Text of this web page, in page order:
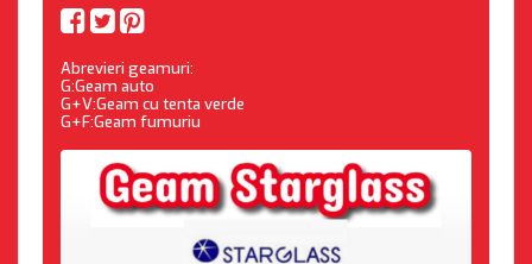
Abrevieri geamuri:
G:Geam auto
G+V:Geam cu tenta verde
G+F:Geam fumuriu